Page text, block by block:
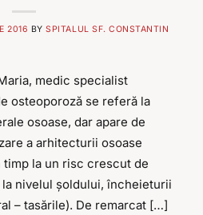
2016 BYSPITALUL SF. CONSTANTIN
medic specialist
osteoporoză se referă la
osoase, dar apare de
a arhitecturii osoase
la un risc crescut de
nivelul șoldului, încheieturii
– tasările). De remarcat […]